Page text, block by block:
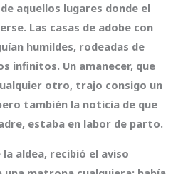
aquellos lugares donde el
Las casas de adobe con
humildes, rodeadas de
infinitos. Un amanecer, que
otro, trajo consigo un
también la noticia de que
estaba en labor de parto.
aldea, recibió el aviso